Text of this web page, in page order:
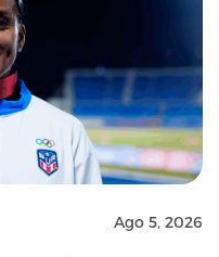
Ago 5, 2026